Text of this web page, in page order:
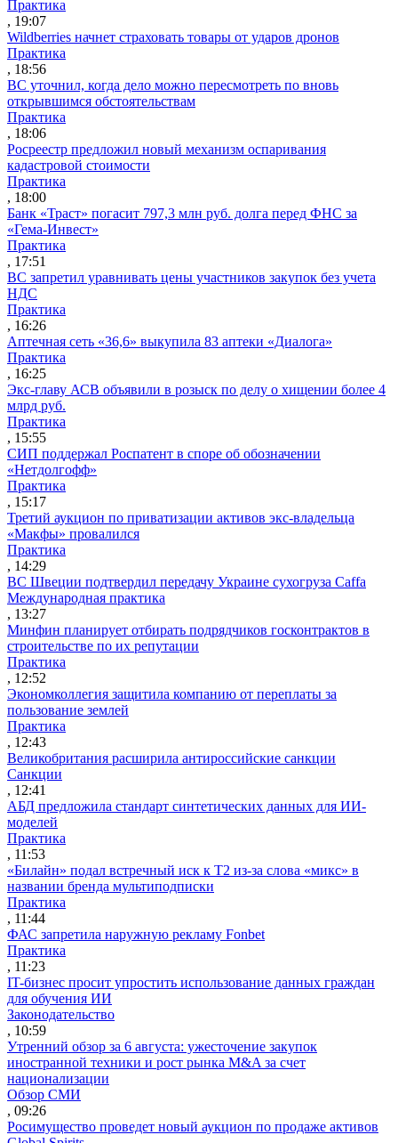
Практика
, 19:07
Wildberries начнет страховать товары от ударов дронов
Практика
, 18:56
ВС уточнил, когда дело можно пересмотреть по вновь
открывшимся обстоятельствам
Практика
, 18:06
Росреестр предложил новый механизм оспаривания
кадастровой стоимости
Практика
, 18:00
Банк «Траст» погасит 797,3 млн руб. долга перед ФНС за
«Гема-Инвест»
Практика
, 17:51
ВС запретил уравнивать цены участников закупок без учета
НДС
Практика
, 16:26
Аптечная сеть «36,6» выкупила 83 аптеки «Диалога»
Практика
, 16:25
Экс-главу АСВ объявили в розыск по делу о хищении более 4
млрд руб.
Практика
, 15:55
СИП поддержал Роспатент в споре об обозначении
«Нетдолгофф»
Практика
, 15:17
Третий аукцион по приватизации активов экс-владельца
«Макфы» провалился
Практика
, 14:29
ВС Швеции подтвердил передачу Украине сухогруза Caffa
Международная практика
, 13:27
Минфин планирует отбирать подрядчиков госконтрактов в
строительстве по их репутации
Практика
, 12:52
Экономколлегия защитила компанию от переплаты за
пользование землей
Практика
, 12:43
Великобритания расширила антироссийские санкции
Санкции
, 12:41
АБД предложила стандарт синтетических данных для ИИ-
моделей
Практика
, 11:53
«Билайн» подал встречный иск к Т2 из-за слова «микс» в
названии бренда мультиподписки
Практика
, 11:44
ФАС запретила наружную рекламу Fonbet
Практика
, 11:23
IT-бизнес просит упростить использование данных граждан
для обучения ИИ
Законодательство
, 10:59
Утренний обзор за 6 августа: ужесточение закупок
иностранной техники и рост рынка M&A за счет
национализации
Обзор СМИ
, 09:26
Росимущество проведет новый аукцион по продаже активов